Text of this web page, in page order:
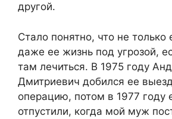
другой.
Стало понятно, что не только
даже ее жизнь под угрозой,
там лечиться. В 1975 году
Дмитриевич добился ее
операцию, потом в 1977 году
отпустили, когда мой муж